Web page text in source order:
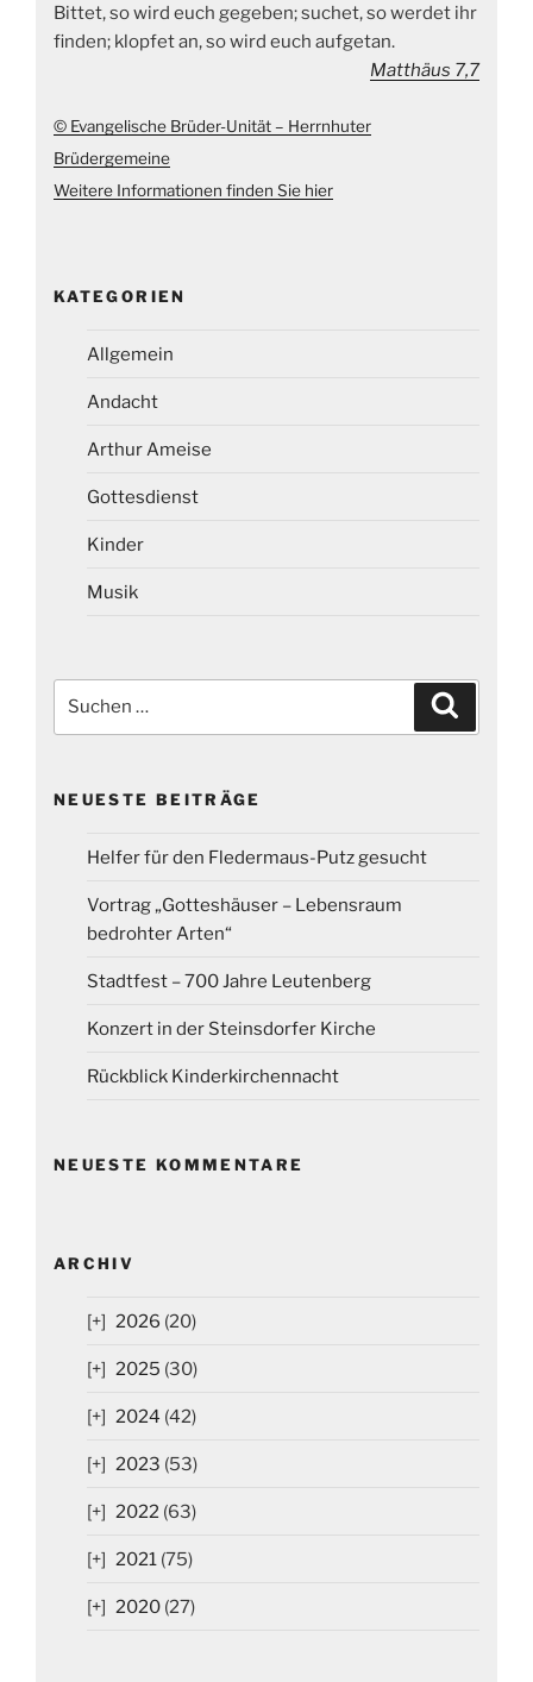
Bittet, so wird euch gegeben; suchet, so werdet ihr
finden; klopfet an, so wird euch aufgetan.
Matthäus 7,7
© Evangelische Brüder-Unität – Herrnhuter
Brüdergemeine
Weitere Informationen finden Sie hier
KATEGORIEN
Allgemein
Andacht
Arthur Ameise
Gottesdienst
Kinder
Musik
nach:
NEUESTE BEITRÄGE
Helfer für den Fledermaus-Putz gesucht
Vortrag „Gotteshäuser – Lebensraum
bedrohter Arten“
Stadtfest – 700 Jahre Leutenberg
Konzert in der Steinsdorfer Kirche
Rückblick Kinderkirchennacht
NEUESTE KOMMENTARE
ARCHIV
2026 (20)
2025 (30)
2024 (42)
2023 (53)
2022 (63)
2021 (75)
2020 (27)